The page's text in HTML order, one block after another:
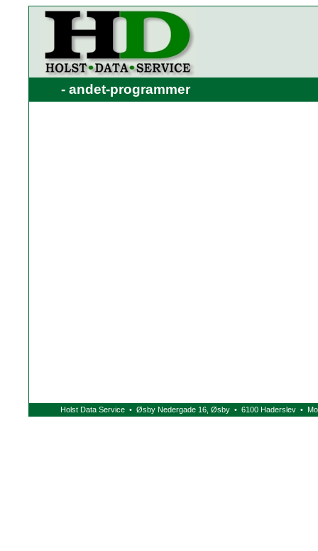
- andet-programmer
Holst Data Service • Øsby Nedergade 16, Øsby • 6100 Haderslev •